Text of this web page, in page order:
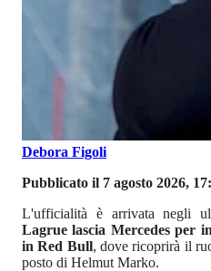
Debora Figoli
Pubblicato il 7 agosto 2026,
L'ufficialità è arrivata negli
Lagrue lascia Mercedes per
in Red Bull, dove ricoprirà il
posto di Helmut Marko.